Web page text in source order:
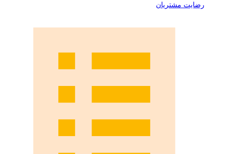
رضایت مشتریان